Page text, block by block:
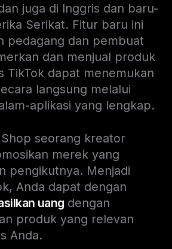
juga di Inggris dan baru-
Serikat. Fitur baru ini
pedagang dan pembuat
dan menjual produk
TikTok dapat menemukan
langsung melalui
aplikasi yang lengkap.
seorang kreator
merek yang
pengikutnya. Menjadi
Anda dapat dengan
uang dengan
produk yang relevan
Anda.